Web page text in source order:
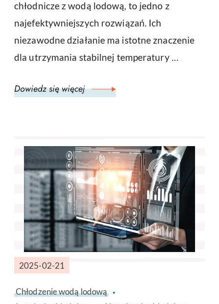
chłodnicze z wodą lodową, to jedno z
najefektywniejszych rozwiązań. Ich
niezawodne działanie ma istotne znaczenie
dla utrzymania stabilnej temperatury …
Dowiedz się więcej
2025-02-21
Chłodzenie wodą lodową